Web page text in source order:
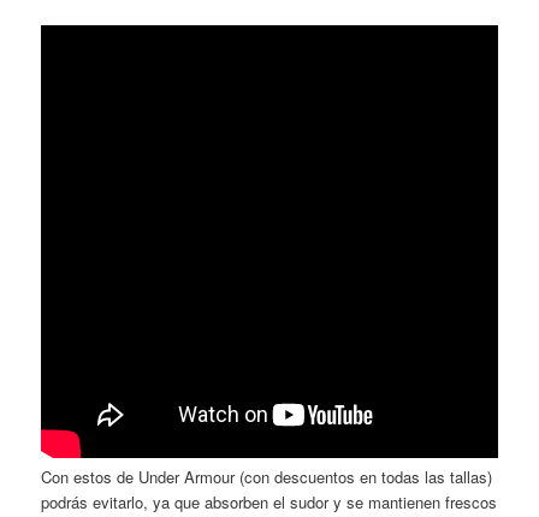
Con estos de Under Armour (con descuentos en todas las tallas)
podrás evitarlo, ya que absorben el sudor y se mantienen frescos